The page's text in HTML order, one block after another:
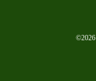
©2026